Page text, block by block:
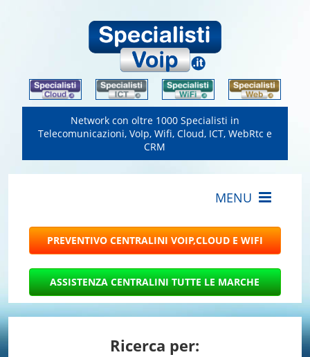
Network con oltre 1000 Specialisti in
Telecomunicazioni, VoIp, Wifi, Cloud, ICT, WebRtc e
CRM
Ricerca per: